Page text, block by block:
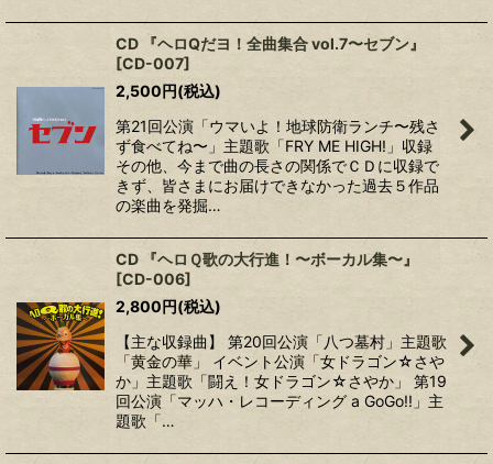
CD 『ヘロQだヨ！全曲集合 vol.7〜セブン』
[CD-007]
2,500円(税込)
第21回公演「ウマいよ！地球防衛ランチ〜残さ
ず食べてね〜」主題歌「FRY ME HIGH!」収録
その他、今まで曲の長さの関係でＣＤに収録で
きず、皆さまにお届けできなかった過去５作品
の楽曲を発掘…
CD 『ヘロＱ歌の大行進！〜ボーカル集〜』
[CD-006]
2,800円(税込)
【主な収録曲】 第20回公演「八つ墓村」主題歌
「黄金の華」 イベント公演「女ドラゴン☆さや
か」主題歌「闘え！女ドラゴン☆さやか」 第19
回公演「マッハ・レコーディング a GoGo!!」主
題歌「…